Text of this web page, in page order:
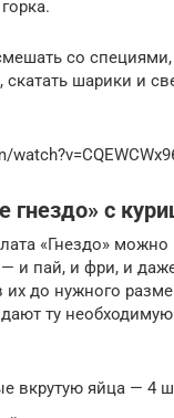
со
шарики и
гнездо» с
«Гнездо» можно
и пай, и фри, и
до нужного
ту
вкрутую яйца — 4